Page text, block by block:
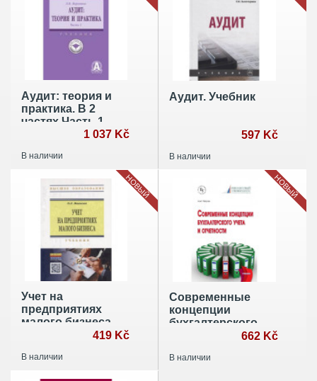
Аудит: теория и
практика. В 2
частях Часть 1
1 037 Kč
В наличии
Аудит. Учебник
597 Kč
В наличии
Учет на
предприятиях
малого бизнеса.
419 Kč
В наличии
НОВЫЙ
Современные
концепции
бухгалтерского
учета и отчетности
662 Kč
В наличии
НОВЫЙ